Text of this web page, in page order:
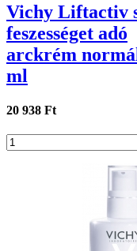
Vichy Liftactiv
feszességet adó
arckrém
ml
20 938 Ft